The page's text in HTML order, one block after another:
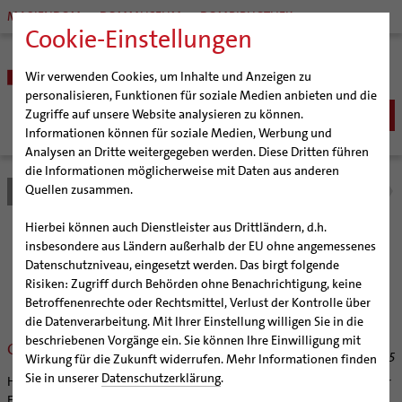
Cookie-Einstellungen
Wir verwenden Cookies, um Inhalte und Anzeigen zu
personalisieren, Funktionen für soziale Medien anbieten und die
Zugriffe auf unsere Website analysieren zu können.
Informationen können für soziale Medien, Werbung und
Analysen an Dritte weitergegeben werden. Diese Dritten führen
die Informationen möglicherweise mit Daten aus anderen
Quellen zusammen.
Hierbei können auch Dienstleister aus Drittländern, d.h.
insbesondere aus Ländern außerhalb der EU ohne angemessenes
Datenschutzniveau, eingesetzt werden. Das birgt folgende
Risiken: Zugriff durch Behörden ohne Benachrichtigung, keine
Betroffenenrechte oder Rechtsmittel, Verlust der Kontrolle über
die Datenverarbeitung. Mit Ihrer Einstellung willigen Sie in die
beschriebenen Vorgänge ein. Sie können Ihre Einwilligung mit
Wirkung für die Zukunft widerrufen. Mehr Informationen finden
Sie in unserer Datenschutzerklärung.
MARIENDOM DOMMUSEUM DOMBIBLIOTHEK
BISTUM
Bischöfe
Weihbischof Dr. Martin Marahrens
Bischof em. Norbert Trelle
Weihbischof em. Bongartz
Weihbischof em. Schwerdtfeger
Weihbischof em. Koitz
Bischof em. Dr. Wüstenberg
Generalvikariat
Gremien
Diözesangericht
Gemeindegremien
Pfarrgemeinden
Hildesheimer Dom
Virtueller Rundgang durch den Dom
Tausendjähriger Rosenstock
Die Hildesheimer Dommusik
Wallfahrten | Pilgern
Termine Wallfahrten und Pilgern
Jakobswege im Bistum Hildesheim
Veranstaltungen
Strategieprozess
Jugend
Bistum Hildesheim
Nachrichtenarchiv
der Bischöflichen Pressestelle Hildesheim (bph)
Großer Kenner des Kirchenrechts
08/31/2005
Hildesheim (bph) Prälat Dr. Georg Aschemann ist tot. Der Hildesheimer